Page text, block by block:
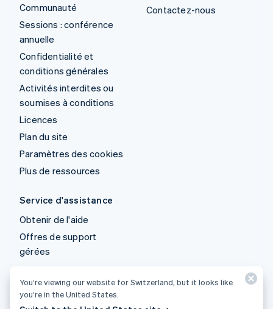
Communauté
Sessions : conférence
annuelle
Confidentialité et
conditions générales
Activités interdites ou
soumises à conditions
Licences
Plan du site
Paramètres des cookies
Plus de ressources
Contactez-nous
Service d'assistance
Obtenir de l'aide
Offres de support
gérées
© 2026 Stripe, LLC
You’re viewing our website for Switzerland, but it looks like
you’re in the United States.